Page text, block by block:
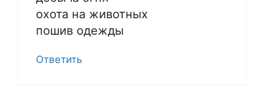
охота на животных
пошив одежды
Ответить